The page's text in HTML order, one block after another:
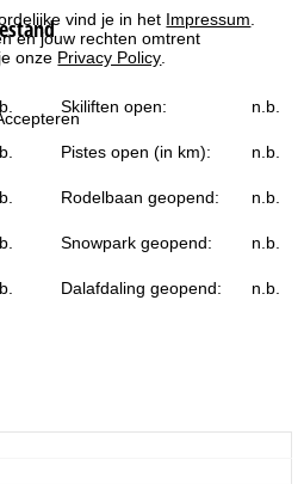
vind je in het Impressum
en jouw rechten omtrent
onze Privacy Policy
Skiliften open: n.b.
Pistes open (in km): n.b.
Rodelbaan geopend: n.b.
Snowpark geopend: n.b.
Dalafdaling geopend: n.b.